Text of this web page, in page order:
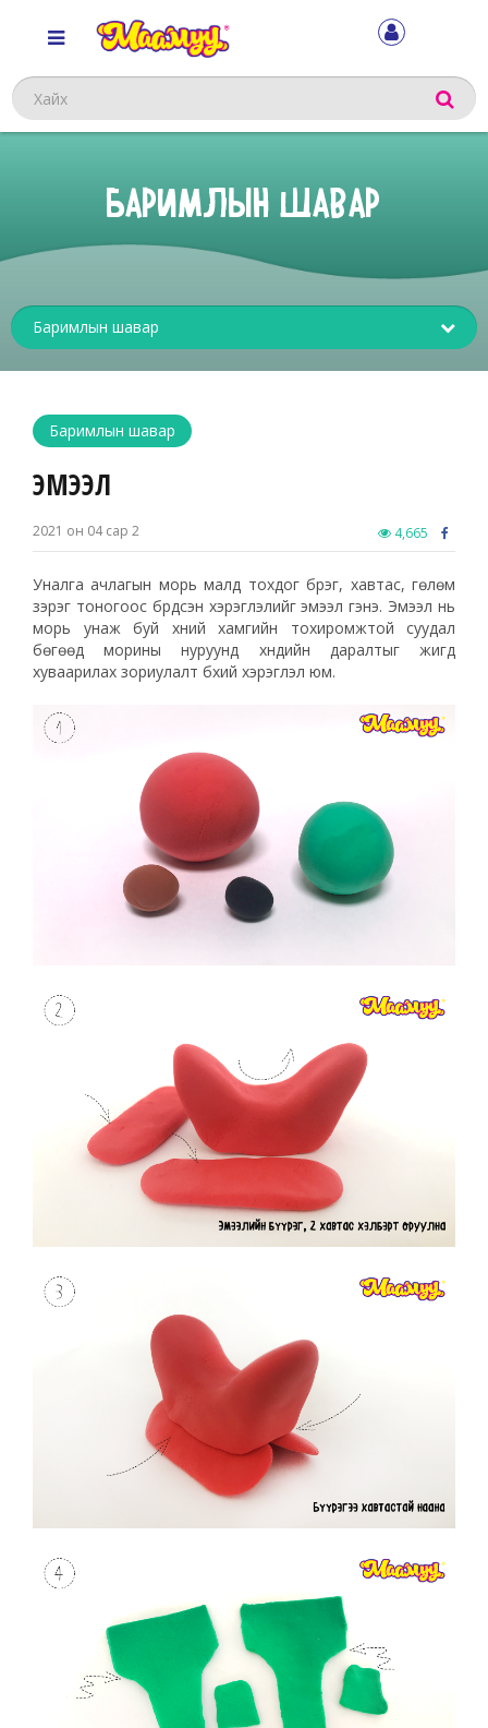
Хайх
БАРИМЛЫН ШАВАР
Баримлын шавар
ЭМЭЭЛ
4,665
2021 он 04 сар 2
Уналга ачлагын морь малд тохдог бүүрэг, хавтас, гөлөм
зэрэг тоногоос бүрдсэн хэрэглэлийг эмээл гэнэ. Эмээл нь
морь унаж буй хүний хамгийн тохиромжтой суудал
бөгөөд морины нуруунд хүндийн даралтыг жигд
хуваарилах зориулалт бүхий хэрэглэл юм.